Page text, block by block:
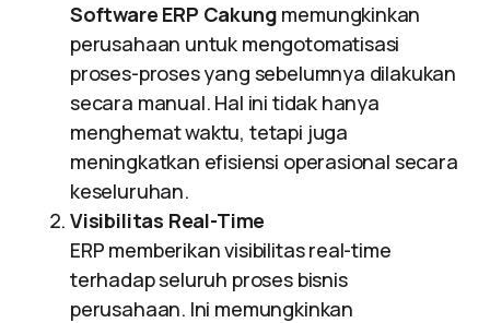
Software ERP Cakung memungkinkan
perusahaan untuk mengotomatisasi
proses-proses yang sebelumnya dilakukan
secara manual. Hal ini tidak hanya
menghemat waktu, tetapi juga
meningkatkan efisiensi operasional secara
keseluruhan.
Visibilitas Real-Time
ERP memberikan visibilitas real-time
terhadap seluruh proses bisnis
perusahaan. Ini memungkinkan